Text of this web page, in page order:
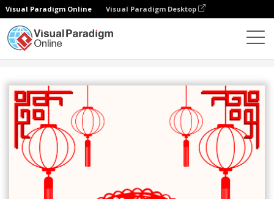
Visual Paradigm Online Visual Paradigm Desktop